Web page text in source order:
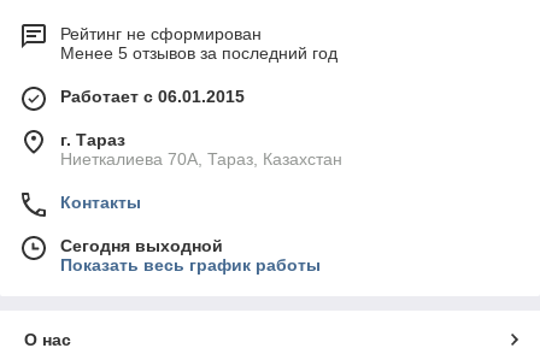
Рейтинг не сформирован
Менее 5 отзывов за последний год
Работает с 06.01.2015
г. Тараз
Ниеткалиева 70А, Тараз, Казахстан
Контакты
Сегодня выходной
Показать весь график работы
О нас